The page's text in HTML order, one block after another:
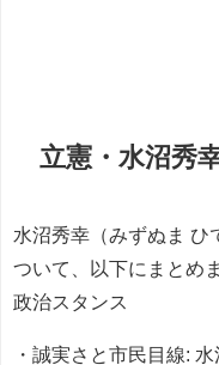
立憲・水沼秀
水沼秀幸（みずぬま ひ
ついて、以下にまとめ
政治スタンス
・誠実さと市民目線: